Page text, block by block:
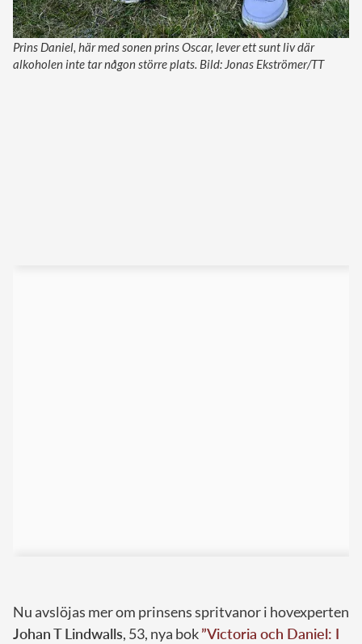
Prins Daniel, här med sonen prins Oscar, lever ett sunt liv där
alkoholen inte tar någon större plats. Bild: Jonas Ekströmer/TT
Nu avslöjas mer om prinsens spritvanor i hovexperten
Johan T Lindwalls, 53, nya bok”Victoria och Daniel: I